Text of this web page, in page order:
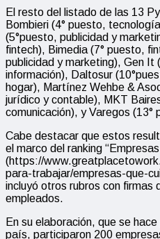
El resto del listado de las 13
Bombieri (4° puesto,
(5°puesto, publicidad y
fintech), Bimedia (7° puesto,
publicidad y marketing), Gen It
información), Daltosur
hogar), Martínez Wehbe &
jurídico y contable), MKT
comunicación), y Varegos
Cabe destacar que estos
el marco del ranking
(https://
para-trabajar/empresas-que-
incluyó otros rubros con firmas
empleados.
En su elaboración, que se
país, participaron 200